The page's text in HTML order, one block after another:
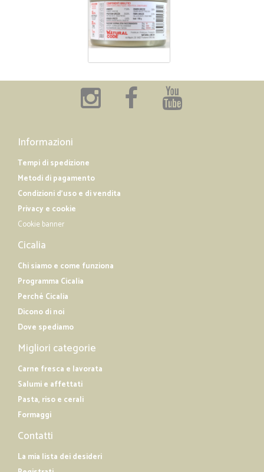
Informazioni
Tempi di spedizione
Metodi di pagamento
Condizioni d'uso e di vendita
Privacy e cookie
Cookie banner
Cicalia
Chi siamo e come funziona
Programma Cicalia
Perché Cicalia
Dicono di noi
Dove spediamo
Migliori categorie
Carne fresca e lavorata
Salumi e affettati
Pasta, riso e cerali
Formaggi
Contatti
La mia lista dei desideri